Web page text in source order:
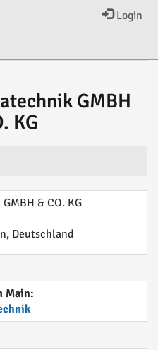
Login
GMBH
KG
& CO. KG
Deutschland
Main: